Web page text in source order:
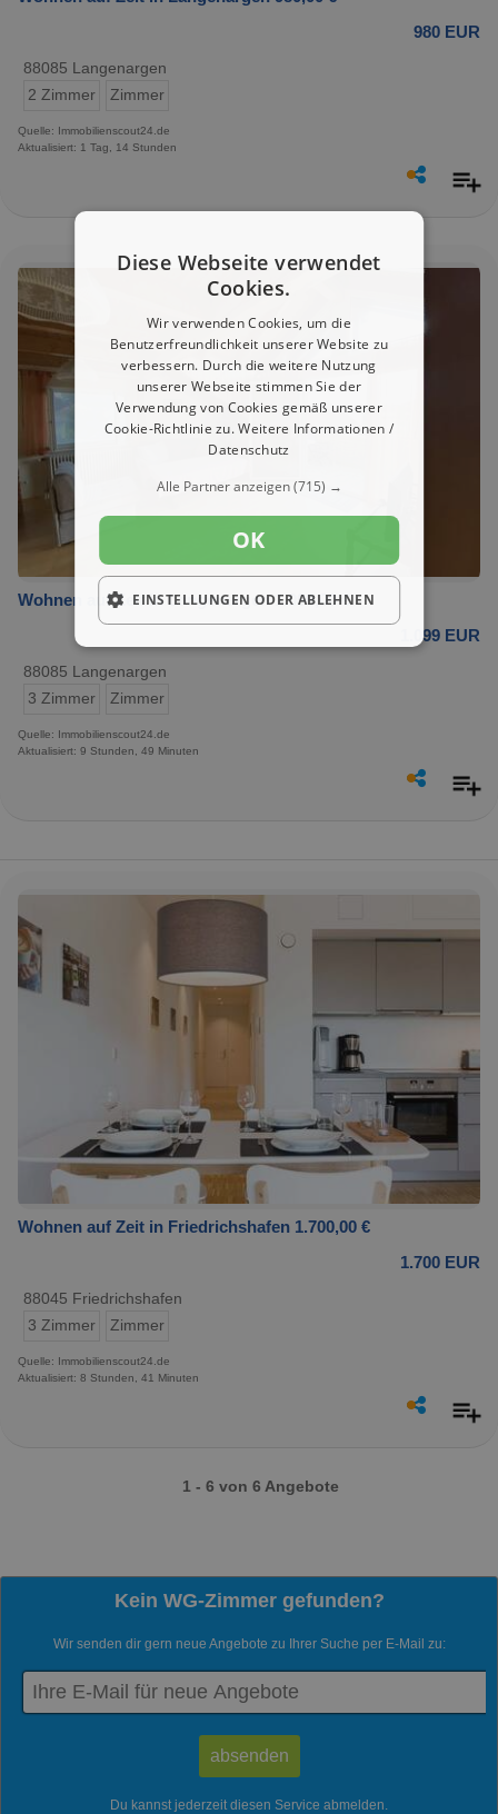
980 EUR
88085 Langenargen
2 Zimmer
Zimmer
Quelle: Immobilienscout24.de
Aktualisiert: 1 Tag, 14 Stunden
Wohnen auf Zeit in Langenargen 1.099,00 €
1.099 EUR
88085 Langenargen
3 Zimmer
Zimmer
Quelle: Immobilienscout24.de
Aktualisiert: 9 Stunden, 49 Minuten
Wohnen auf Zeit in Friedrichshafen 1.700,00 €
1.700 EUR
88045 Friedrichshafen
3 Zimmer
Zimmer
Quelle: Immobilienscout24.de
Aktualisiert: 8 Stunden, 41 Minuten
1 - 6 von 6 Angebote
Kein WG-Zimmer gefunden?
Wir senden dir gern neue Angebote zu Ihrer Suche per E-Mail zu:
Du kannst jederzeit diesen Service abmelden.
Diese Webseite verwendet
Cookies.
Wir verwenden Cookies, um die
Benutzerfreundlichkeit unserer Website zu
verbessern. Durch die weitere Nutzung
unserer Webseite stimmen Sie der
Verwendung von Cookies gemäß unserer
Cookie-Richtlinie zu.Weitere Informationen /
Datenschutz
Alle Partner anzeigen(715) →
OK
EINSTELLUNGEN ODER ABLEHNEN